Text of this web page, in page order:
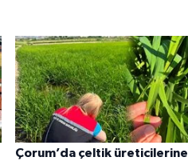
Çorum’da çeltik üreticilerine